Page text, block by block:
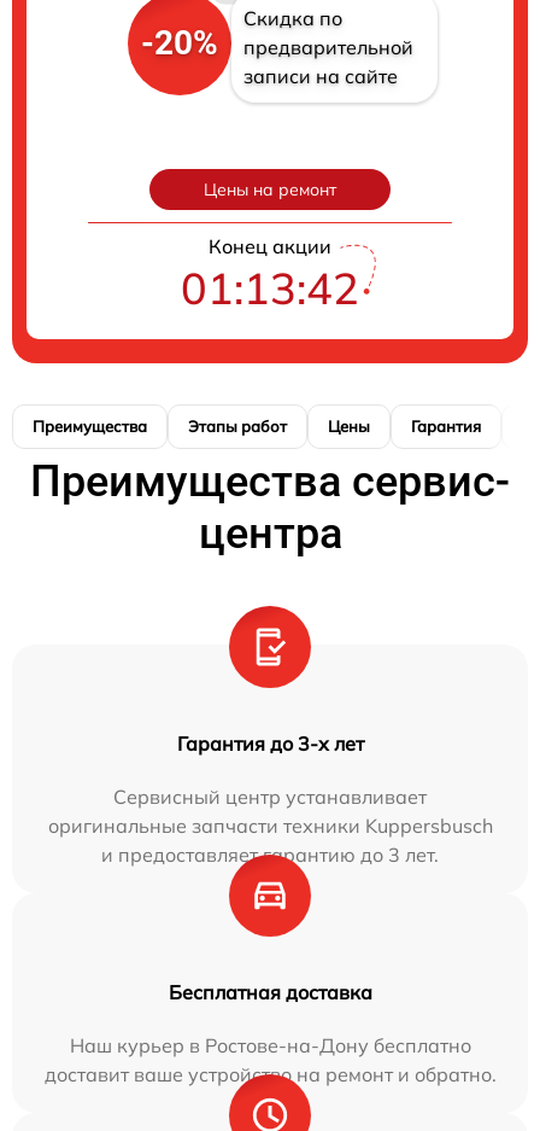
-20%
Скидка по
предварительной
записи на сайте
Цены на ремонт
Конец акции
01:13:41
Преимущества Этапы работ Цены Гарантия
Преимущества сервис-
центра
Гарантия до 3-х лет
Сервисный центр устанавливает
оригинальные запчасти техники Kuppersbusch
и предоставляет гарантию до 3 лет.
Бесплатная доставка
Наш курьер в Ростове-на-Дону бесплатно
доставит ваше устройство на ремонт и обратно.